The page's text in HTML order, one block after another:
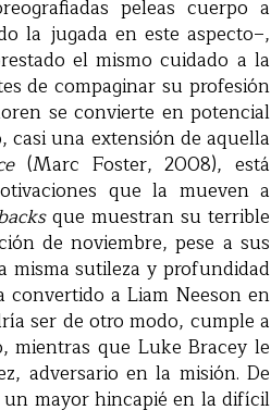
peleas cuerpo a
la jugada en este aspecto–,
el mismo cuidado a la
de compaginar su profesión
se convierte en potencial
casi una extensión de aquella
(Marc Foster, 2008), está
que la mueven a
que muestran su terrible
de noviembre, pese a sus
misma sutileza y profundidad
convertido a Liam Neeson en
ser de otro modo, cumple a
mientras que Luke Bracey le
adversario en la misión. De
mayor hincapié en la difícil